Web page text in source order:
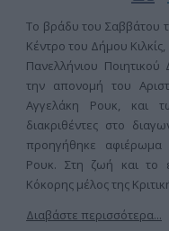
Το βράδυ του Σαββάτου
Κέντρο του Δήμου Κιλκίς,
Πανελλήνιου
την απονομή του
Αγγελάκη Ρουκ, και
διακριθέντες στο
προηγήθηκε αφιέρωμα
Ρουκ. Στη ζωή και το
Κόκορης μέλος της
Διαβάστε περισσότερα...